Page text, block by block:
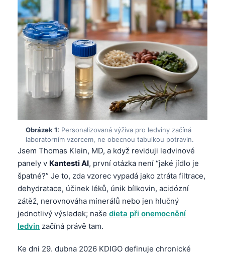
Obrázek 1: Personalizovaná výživa pro ledviny začíná
laboratorním vzorcem, ne obecnou tabulkou potravin.
Jsem Thomas Klein, MD, a když reviduji ledvinové
panely v Kantesti AI, první otázka není “jaké jídlo je
špatné?” Je to, zda vzorec vypadá jako ztráta filtrace,
dehydratace, účinek léků, únik bílkovin, acidózní
zátěž, nerovnováha minerálů nebo jen hlučný
jednotlivý výsledek; naše dieta při onemocnění
ledvin začíná právě tam.
Ke dni 29. dubna 2026 KDIGO definuje chronické